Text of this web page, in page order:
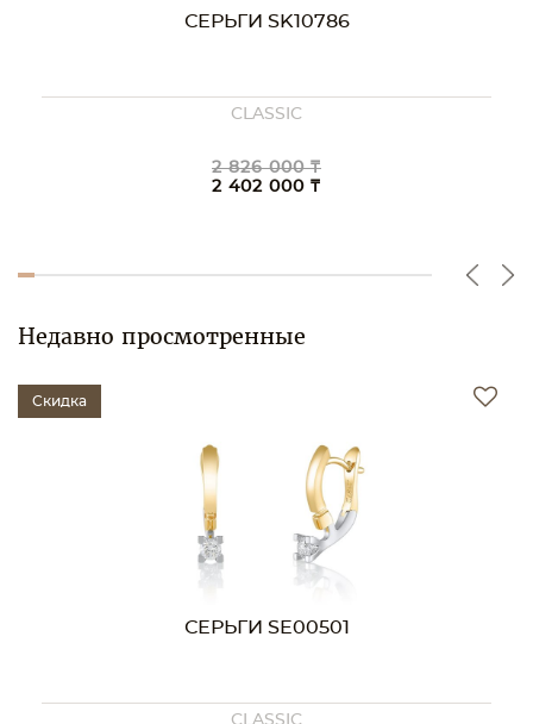
СЕРЬГИ SK10786
CLASSIC
2 826 000 ₸
2 402 000 ₸
Недавно просмотренные
Скидка
СЕРЬГИ SE00501
CLASSIC